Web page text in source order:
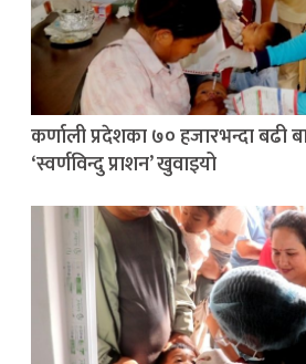
कर्णाली प्रदेशका ७० हजारभन्दा बढी
‘स्वर्णविन्दु प्राशन’ खुवाइयो